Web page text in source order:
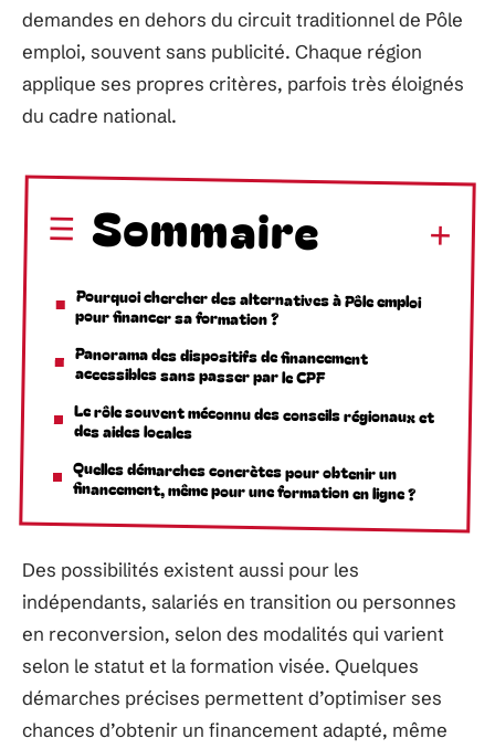
demandes en dehors du circuit traditionnel de Pôle
emploi, souvent sans publicité. Chaque région
applique ses propres critères, parfois très éloignés
du cadre national.
Sommaire
Pourquoi chercher des alternatives à Pôle emploi
pour financer sa formation ?
Panorama des dispositifs de financement
accessibles sans passer par le CPF
Le rôle souvent méconnu des conseils régionaux et
des aides locales
Quelles démarches concrètes pour obtenir un
financement, même pour une formation en ligne ?
Des possibilités existent aussi pour les
indépendants, salariés en transition ou personnes
en reconversion, selon des modalités qui varient
selon le statut et la formation visée. Quelques
démarches précises permettent d’optimiser ses
chances d’obtenir un financement adapté, même